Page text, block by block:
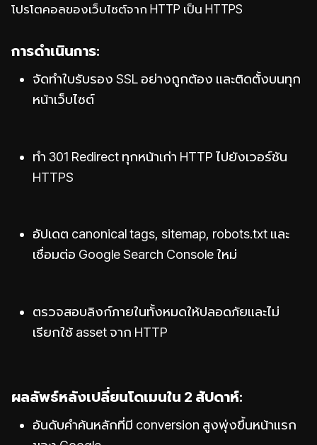
โปรโตคอลของเว็บไซต์จาก HTTP เป็น HTTPS
การดำเนินการ:
จัดทำใบรับรอง SSL อย่างถูกต้อง และติดตั้งบนทุก
หน้าเว็บไซต์
ทำ 301 Redirect ทุกหน้าเก่า HTTP ไปยังเวอร์ชัน
HTTPS
อัปเดต canonical tags, sitemap, robots.txt และ
เชื่อมต่อ Google Search Console ใหม่
ตรวจสอบลิงก์ภายในทั้งหมดให้ปลอดภัยและไม่
เรียกใช้ asset จาก HTTP
ผลลัพธ์หลังเปลี่ยนโดเมนใน 2 สัปดาห์:
อันดับคำค้นหลักที่มี conversion สูงพุ่งขึ้นหน้าแรก